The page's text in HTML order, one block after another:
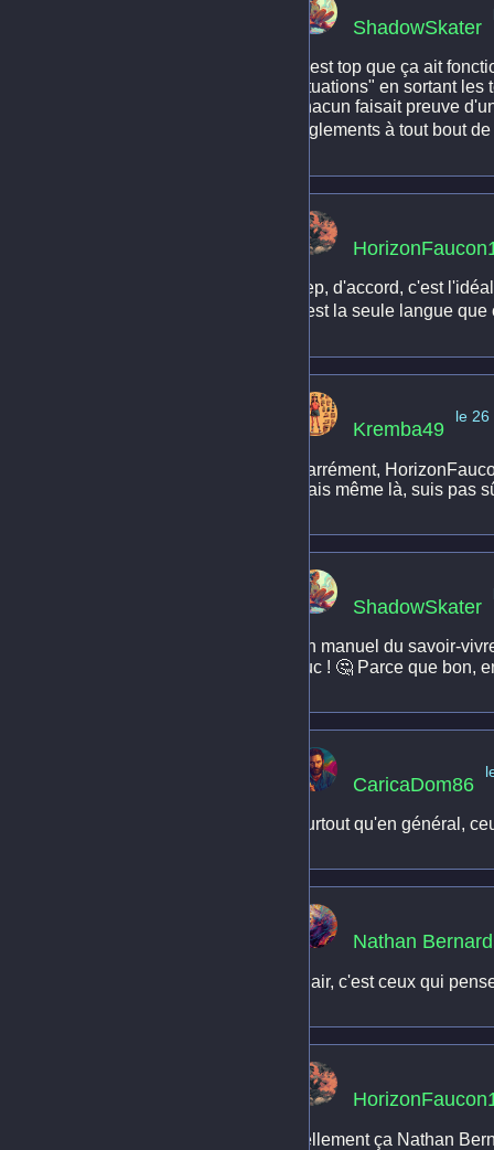
ShadowSkater
C'est top que ça ait
situations" en sortant
chacun faisait preuve
règlements à tout bout
Yep, d'accord, c'est
c'est la seule langue
Kremba49
le 26
Carrément,
mais même là, suis pas
ShadowSkater
Un manuel du savoir-
truc ! 🤔 Parce que bon,
CaricaDom86
Surtout qu'en général,
Nathan Bernard
Clair, c'est ceux qui
Tellement ça Nathan